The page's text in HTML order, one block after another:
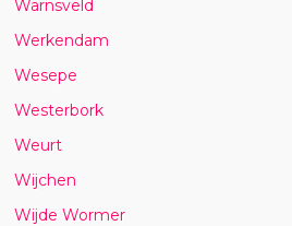
Warnsveld
Werkendam
Wesepe
Westerbork
Weurt
Wijchen
Wijde Wormer